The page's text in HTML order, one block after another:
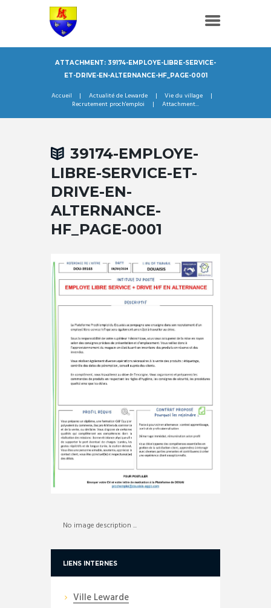
ATTACHMENT: 39174-EMPLOYE-LIBRE-SERVICE-
ET-DRIVE-EN-ALTERNANCE-HF_PAGE-0001
Accueil Actualité de Lewarde
Vie du village
Recrutement proch'emploi
Attachment...
39174-EMPLOYE-
LIBRE-SERVICE-ET-
DRIVE-EN-
ALTERNANCE-
HF_PAGE-0001
No image description ...
LIENS INTERNES
Ville Lewarde